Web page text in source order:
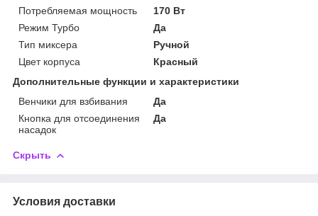
Потребляемая мощность
170 Вт
Режим Турбо
Да
Тип миксера
Ручной
Цвет корпуса
Красный
Дополнительные функции и характеристики
Венчики для взбивания
Да
Кнопка для отсоединения
насадок
Да
Скрыть
Условия доставки